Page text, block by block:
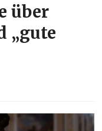
über
„gute